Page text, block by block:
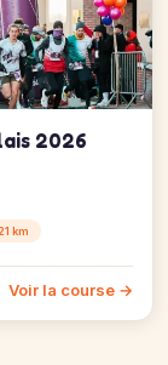
2026
km
Voir la course →